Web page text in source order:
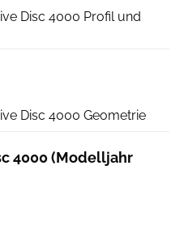
Disc 4000 Profil und
Disc 4000 Geometrie
4000 (Modelljahr